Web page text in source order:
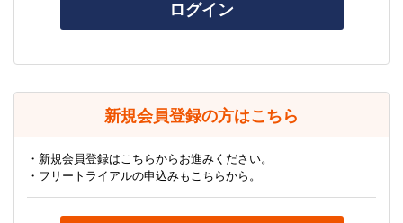
ログイン
新規会員登録の方はこちら
・新規会員登録はこちらからお進みください。
・フリートライアルの申込みもこちらから。